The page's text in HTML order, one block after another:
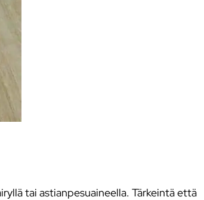
tai astianpesuaineella. Tärkeintä että